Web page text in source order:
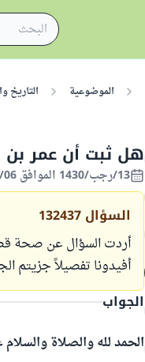
الموضوعية التاريخ
هل ثبت أن عمر بن
13/رجب/1430 الموافق 06/يوليو/2009
السؤال 132437
أردت السؤال عن صحة
أفيدونا تفصيلاً جزيتم
الجواب
الحمد لله والصلاة